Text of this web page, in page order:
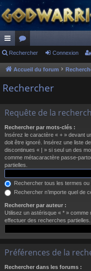
ac
co
ur
s
or
u
m
Rechercher Connexion
Accueil du forum
Rechercher
Requête de la
Rechercher par mots-clés :
Insérez le caractère « + » devant
doit être ignoré. Insérez une liste
discontinues « | » si seul un des
comme métacaractère passe-
partielles.
Rechercher tous les termes
Rechercher n’importe quel de
Rechercher par auteur :
Utilisez un astérisque « * »
effectuer des recherches partielles.
Préférences de la
Rechercher dans les forums :